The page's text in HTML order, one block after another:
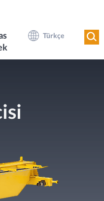
Türkçe